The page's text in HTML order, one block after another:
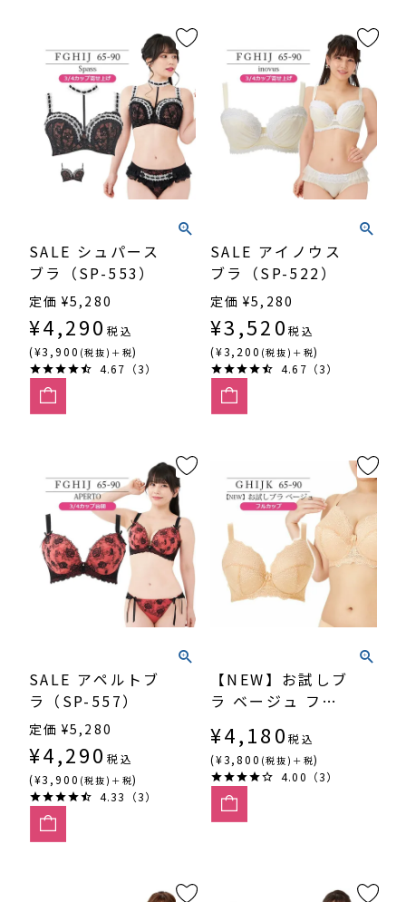
SALE シュパース
ブラ（SP-553）
定価 ¥5,280
¥4,290 税込
(¥3,900 (税抜)＋税)
4.67（3）
SALE アイノウス
ブラ（SP-522）
定価 ¥5,280
¥3,520 税込
(¥3,200 (税抜)＋税)
4.67（3）
SALE アペルトブ
ラ（SP-557）
定価 ¥5,280
¥4,290 税込
(¥3,900 (税抜)＋税)
4.33（3）
【NEW】お試しブ
ラ ベージュ フル
¥4,180 税込
(¥3,800 (税抜)＋税)
4.00（3）